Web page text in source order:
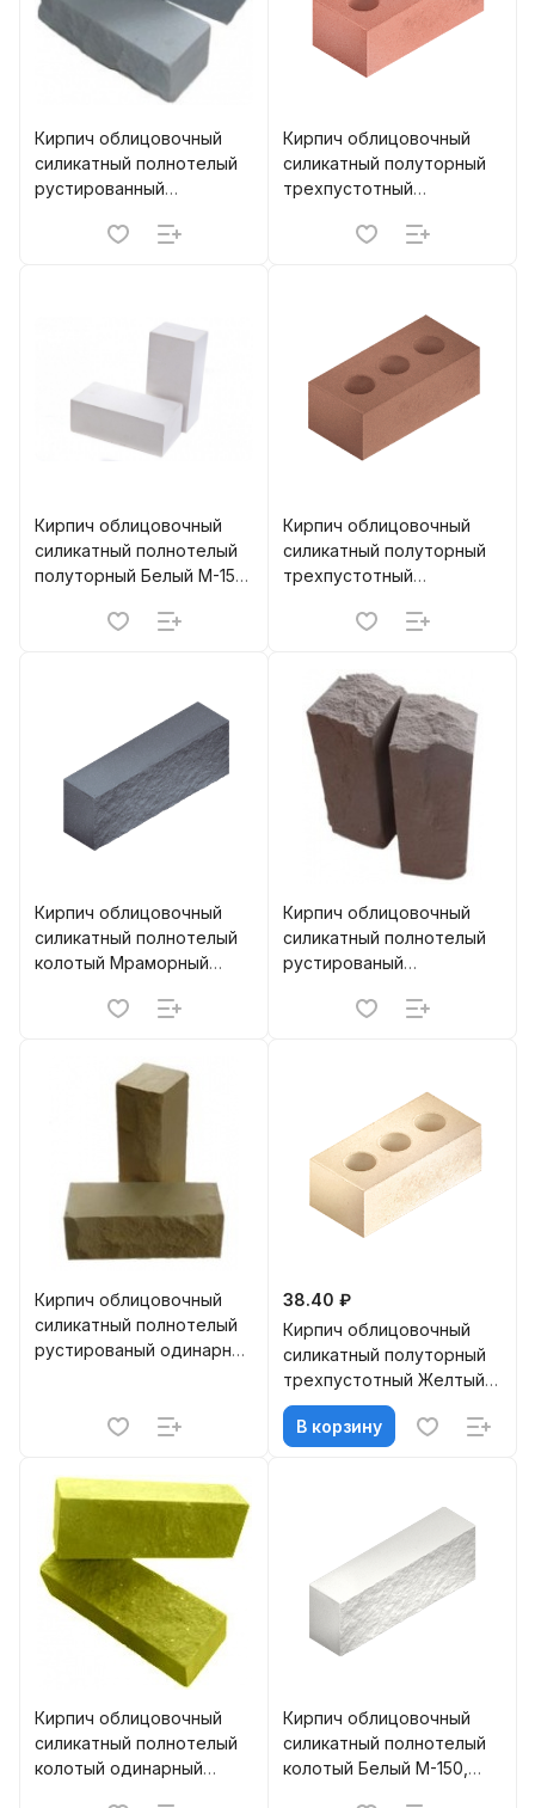
Кирпич облицовочный
силикатный полнотелый
рустированный
м.п. МЗСК (400)
Кирпич облицовочный
силикатный полуторный
трехпустотный
Кирпич облицовочный
силикатный полнотелый
полуторный Белый М-150
Кирпич облицовочный
силикатный полуторный
трехпустотный
Борский (336)
Кирпич облицовочный
силикатный полнотелый
колотый Мраморный
Кирпич облицовочный
силикатный полнотелый
рустированый
М-150 м.п. МЗСК (280)
Кирпич облицовочный
силикатный полнотелый
рустированый одинарный
38.40 ₽
Кирпич облицовочный
силикатный полуторный
трехпустотный Желтый
М-150, М-200 Борский
(336)
В корзину
Кирпич облицовочный
силикатный полнотелый
колотый одинарный
Кирпич облицовочный
силикатный полнотелый
колотый Белый М-150,